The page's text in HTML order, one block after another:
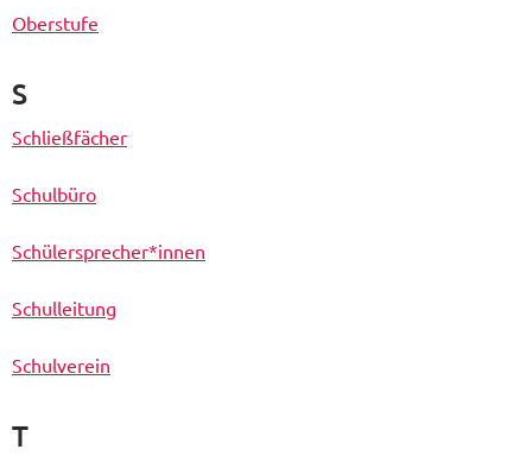
Oberstufe
S
Schließfächer
Schulbüro
Schülersprecher*innen
Schulleitung
Schulverein
T